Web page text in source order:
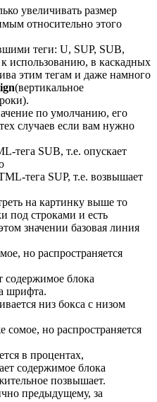
увеличивать размер
относительно этого
теги: U, SUP, SUB,
использованию, в каскадных
этим тегам и даже намного
(вертикальное
по умолчанию, его
случаев если вам нужно
тега SUB, т.е. опускает
тега SUP, т.е. возвышает
на картинку выше то
под строками и есть
значении базовая линия
но распространяется
содержимое блока
шрифта.
низ бокса с низом
сомое, но распространяется
в процентах,
содержимое блока
позвышает.
предыдущему, за